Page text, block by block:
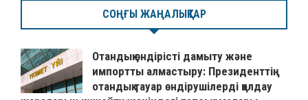
СОҢҒЫ ЖАҢАЛЫҚТАР
Отандық өндірісті дамыту және
импортты алмастыру: Президенттің
отандық тауар өндірушілерді қолдау